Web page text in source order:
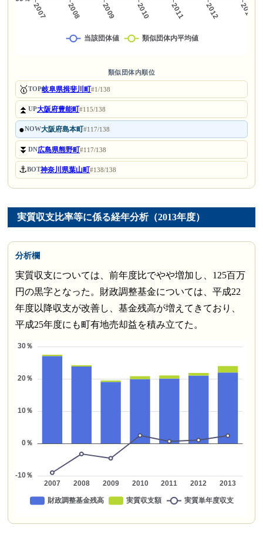
類似団体内順位
🥇TOP岐阜県揖斐川町#1/138
⏫UP大阪府豊能町#115/138
●NOW大阪府島本町#117/138
⏬DN広島県熊野町#117/138
⚓BOT神奈川県葉山町#138/138
実質収支比率等に係る経年分析（2013年度）
分析欄
実質収支については、前年度比でやや増加し、125百万
円の黒字となった。財政調整基金については、平成22
年度以降収支が改善し、基金残高が増えてきており、
平成25年度にも町有地売却益を積み立てた。